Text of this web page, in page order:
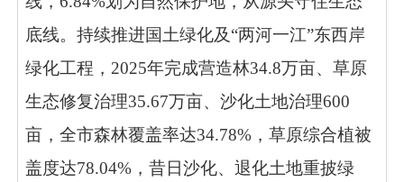
底线。持续推进国土绿化及“两河一江”东西岸
绿化工程，2025年完成营造林34.8万亩、草原
生态修复治理35.67万亩、沙化土地治理600
亩，全市森林覆盖率达34.78%，草原综合植被
盖度达78.04%，昔日沙化、退化土地重披绿